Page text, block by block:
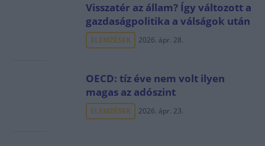
Visszatér az állam? Így változott a
gazdaságpolitika a válságok után
ELEMZÉSEK 2026. ápr. 28.
OECD: tíz éve nem volt ilyen
magas az adószint
ELEMZÉSEK 2026. ápr. 23.